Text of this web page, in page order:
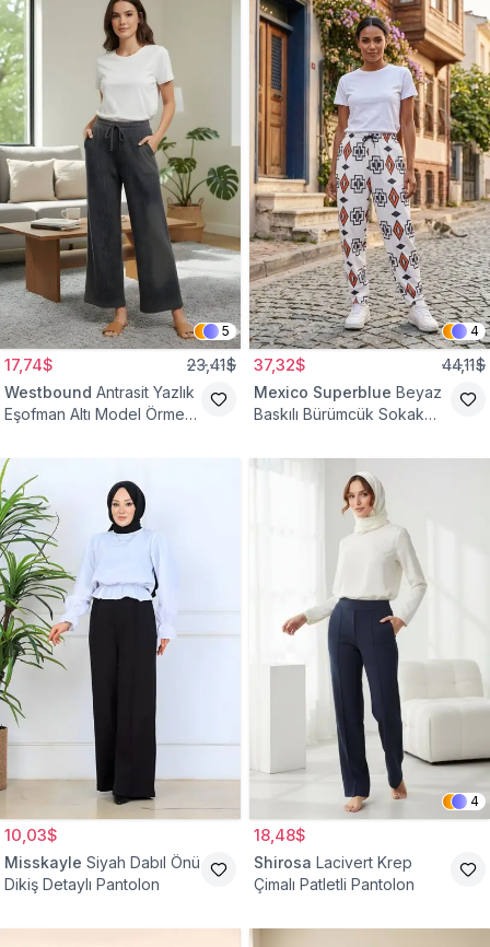
5
17,74$ 23,41$
Westbound Antrasit Yazlık
Eşofman Altı Model Örme
4
37,32$ 44,11$
Mexico Superblue Beyaz
Baskılı Bürümcük Sokak
10,03$
Misskayle Siyah Dabıl Önü
Dikiş Detaylı Pantolon
4
18,48$
Shirosa Lacivert Krep
Çimalı Patletli Pantolon